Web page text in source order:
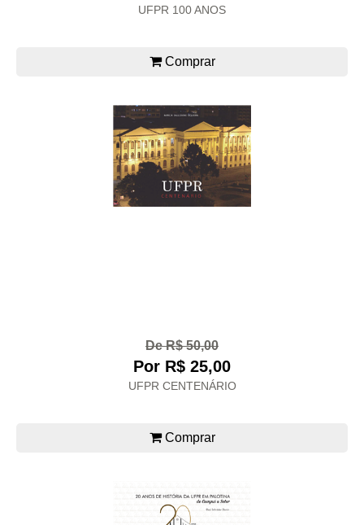
UFPR 100 ANOS
Comprar
De R$ 50,00
Por R$ 25,00
UFPR CENTENÁRIO
Comprar